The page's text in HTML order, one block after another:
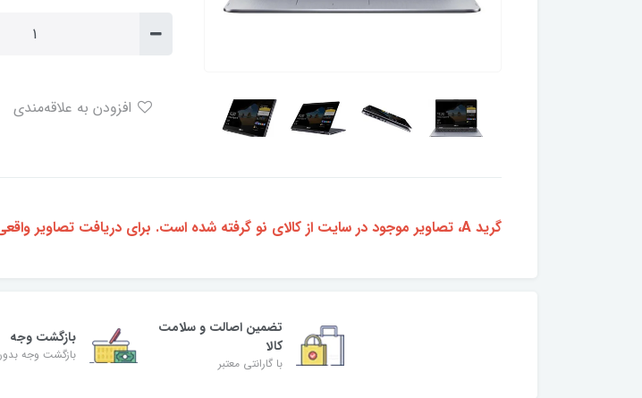
گرید A، تصاویر موجود در سایت از کالای نو گرفته شده است. برای دریافت تصاویر واقعی محصول مورد نظر، از طریق پشتیبانی واتساپ ما اقدام کنید.
تضمین اصالت و سلامت
کالا
با گارانتی معتبر
بازگشت وجه
بازگشت وجه